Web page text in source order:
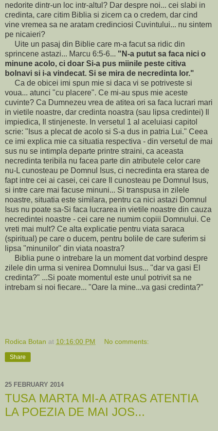
nedorite dintr-un loc intr-altul? Dar despre noi... cei slabi in
credinta, care citim Biblia si zicem ca o credem, dar cind
vine vremea sa ne aratam credinciosi Cuvintului... nu sintem
pe nicaieri?
Uite un pasaj din Biblie care m-a facut sa ridic din
sprincene astazi... Marcu 6:5-6... "N-a putut sa faca nici o
minune acolo, ci doar Si-a pus miinile peste citiva
bolnavi si i-a vindecat. Si se mira de necredinta lor."
Ca de obicei imi spun mie si daca vi se potriveste si
voua... atunci "cu placere". Ce mi-au spus mie aceste
cuvinte? Ca Dumnezeu vrea de atitea ori sa faca lucrari mari
in vietile noastre, dar credinta noastra (sau lipsa credintei) Il
impiedica, Il stinjeneste. In versetul 1 al aceluiasi capitol
scrie: "Isus a plecat de acolo si S-a dus in patria Lui." Ceea
ce imi explica mie ca situatia respectiva - din versetul de mai
sus nu se intimpla departe printre straini, ca aceasta
necredinta teribila nu facea parte din atributele celor care
nu-L cunosteau pe Domnul Isus, ci necredinta era starea de
fapt intre cei ai casei, cei care Il cunosteau pe Domnul Isus,
si intre care mai facuse minuni... Si transpusa in zilele
noastre, situatia este similara, pentru ca nici astazi Domnul
Isus nu poate sa-Si faca lucrarea in vietile noastre din cauza
necredintei noastre - cei care ne numim copiii Domnului. Ce
vreti mai mult? Ce alta explicatie pentru viata saraca
(spiritual) pe care o ducem, pentru bolile de care suferim si
lipsa "minunilor" din viata noastra?
Biblia pune o intrebare la un moment dat vorbind despre
zilele din urma si venirea Domnului Isus... "dar va gasi El
credinta?" ...Si poate momentul este unul potrivit sa ne
intrebam si noi fiecare... "Oare la mine...va gasi credinta?"
Rodica Botan at 10:16:00 PM No comments:
Share
25 FEBRUARY 2014
TUSA MARTA MI-A ATRAS ATENTIA
LA POEZIA DE MAI JOS...